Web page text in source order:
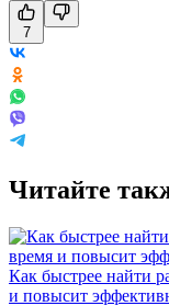
7
Читайте
Как быстрее найти
и повысит